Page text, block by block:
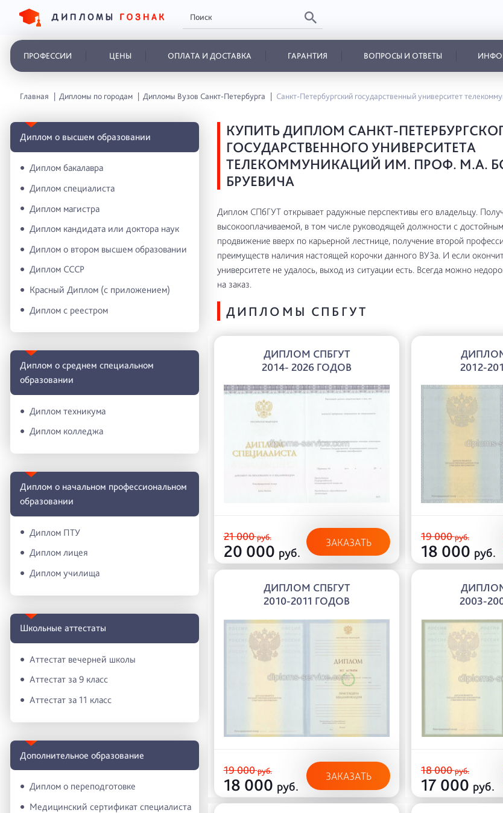
ПРОФЕССИИ ЦЕНЫ ОПЛАТА И ДОСТАВКА ГАРАНТИЯ ВОПРОСЫ И ОТВЕТЫ
Главная Дипломы по городам Дипломы Вузов Санкт-Петербурга Санкт-Петербургский государственный университет
Диплом о высшем образовании
Диплом бакалавра
Диплом специалиста
Диплом магистра
Диплом кандидата или доктора наук
Диплом о втором высшем образовании
Диплом СССР
Красный Диплом (с приложением)
Диплом с реестром
Диплом о среднем специальном
образовании
Диплом техникума
Диплом колледжа
Диплом о начальном профессиональном
oбразовании
Диплом ПТУ
Диплом лицея
Диплом училища
Школьные аттестаты
Аттестат вечерней школы
Аттестат за 9 класс
Аттестат за 11 класс
Дополнительное образование
Диплом о переподготовке
Медицинский сертификат специалиста
КУПИТЬ ДИПЛОМ САНКТ-
ГОСУДАРСТВЕННОГО УНИВЕРСИТЕТА
ТЕЛЕКОММУНИКАЦИЙ ИМ. ПРОФ. М.А.
БРУЕВИЧА
Диплом СПбГУТ открывает радужные перспективы его владельцу.
высокооплачиваемой, в том числе руководящей должности с
продвижение вверх по карьерной лестнице, получение второй
преимуществ наличия настоящей корочки данного ВУЗа. И если
университете не удалось, выход из ситуации есть. Всегда можно
на заказ.
ДИПЛОМЫ СПБГУТ
ДИПЛОМ СПБГУТ
2014- 2026 ГОДОВ
21 000руб.
20 000 руб.
ЗАКАЗАТЬ
2012-
19 000руб.
18 000 руб.
ДИПЛОМ СПБГУТ
2010-2011 ГОДОВ
19 000руб.
18 000 руб.
ЗАКАЗАТЬ
2003-
18 000руб.
17 000 руб.